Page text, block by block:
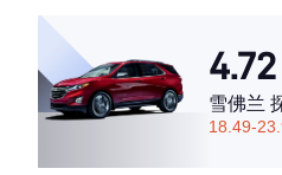
4.72
雪佛兰
18.49-